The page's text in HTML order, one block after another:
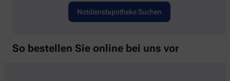
Notdienstapotheke Suchen
So bestellen Sie online bei uns vor